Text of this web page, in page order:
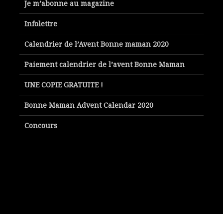
Je m’abonne au magazine
Infolettre
Calendrier de l’Avent Bonne maman 2020
Paiement calendrier de l’avent Bonne Maman
UNE COPIE GRATUITE !
Bonne Maman Advent Calendar 2020
Concours